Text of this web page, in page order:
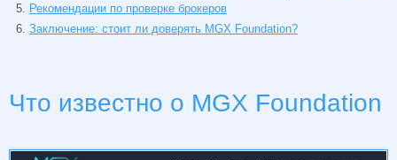
Рекомендации по проверке брокеров
Заключение: стоит ли доверять MGX Foundation?
Что известно о MGX Foundation